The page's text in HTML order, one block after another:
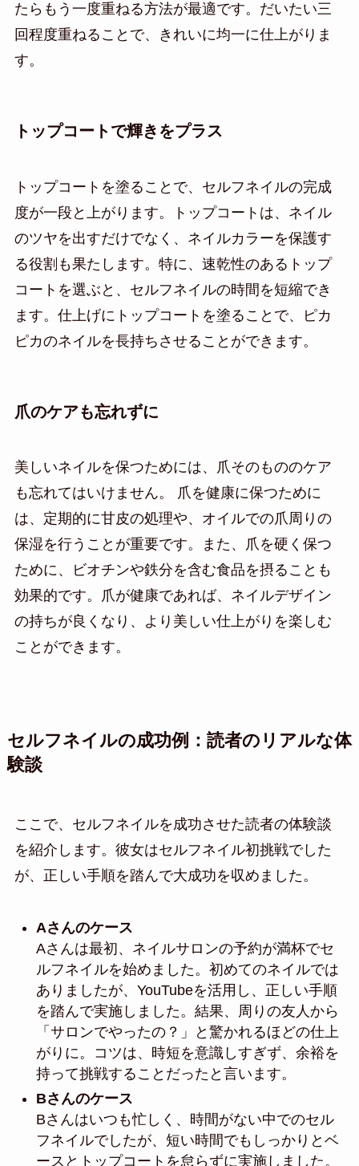
たらもう一度重ねる方法が最適です。だいたい三
回程度重ねることで、きれいに均一に仕上がりま
す。
トップコートで輝きをプラス
トップコートを塗ることで、セルフネイルの完成
度が一段と上がります。トップコートは、ネイル
のツヤを出すだけでなく、ネイルカラーを保護す
る役割も果たします。特に、速乾性のあるトップ
コートを選ぶと、セルフネイルの時間を短縮でき
ます。仕上げにトップコートを塗ることで、ピカ
ピカのネイルを長持ちさせることができます。
爪のケアも忘れずに
美しいネイルを保つためには、爪そのもののケア
も忘れてはいけません。 爪を健康に保つために
は、定期的に甘皮の処理や、オイルでの爪周りの
保湿を行うことが重要です。また、爪を硬く保つ
ために、ビオチンや鉄分を含む食品を摂ることも
効果的です。爪が健康であれば、ネイルデザイン
の持ちが良くなり、より美しい仕上がりを楽しむ
ことができます。
セルフネイルの成功例：読者のリアルな体
験談
ここで、セルフネイルを成功させた読者の体験談
を紹介します。彼女はセルフネイル初挑戦でした
が、正しい手順を踏んで大成功を収めました。
Aさんのケース
Aさんは最初、ネイルサロンの予約が満杯でセ
ルフネイルを始めました。初めてのネイルでは
ありましたが、YouTubeを活用し、正しい手順
を踏んで実施しました。結果、周りの友人から
「サロンでやったの？」と驚かれるほどの仕上
がりに。コツは、時短を意識しすぎず、余裕を
持って挑戦することだったと言います。
Bさんのケース
Bさんはいつも忙しく、時間がない中でのセル
フネイルでしたが、短い時間でもしっかりとベ
ースとトップコートを怠らずに実施しました。